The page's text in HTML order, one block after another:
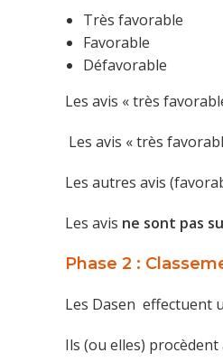
Très favorable
Favorable
Défavorable
Les avis « très
Les avis « très
Les autres avis
Les avis ne sont pas
Phase 2 :
Les Dasen effectuent
Ils (ou elles)